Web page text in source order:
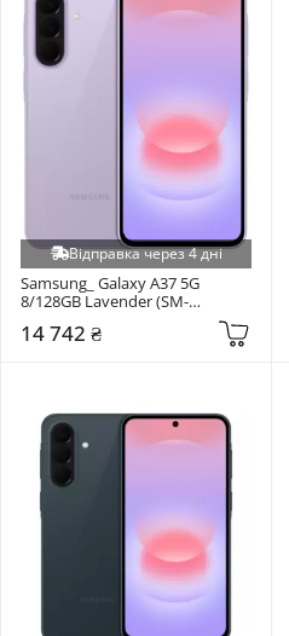
Відправка через 4 дні
Samsung_ Galaxy A37 5G
8/128GB Lavender (SM-
14 742 ₴